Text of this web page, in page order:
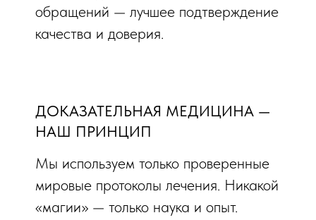
обращений — лучшее подтверждение
качества и доверия.
ДОКАЗАТЕЛЬНАЯ МЕДИЦИНА —
НАШ ПРИНЦИП
Мы используем только проверенные
мировые протоколы лечения. Никакой
«магии» — только наука и опыт.